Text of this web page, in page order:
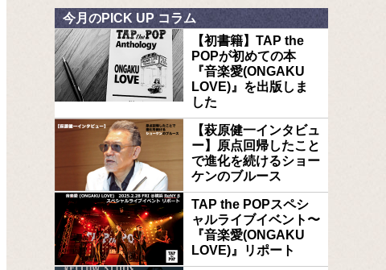
今月のPICK UP コラム
【初書籍】TAP the
POPが初めての本
『音楽愛(ONGAKU
LOVE)』を出版しま
した
【萩原健一インタビュ
ー】原点回帰したこと
で進化を続けるショー
ケンのブルース
TAP the POPスペシ
ャルライブイベント〜
『音楽愛(ONGAKU
LOVE)』リポート